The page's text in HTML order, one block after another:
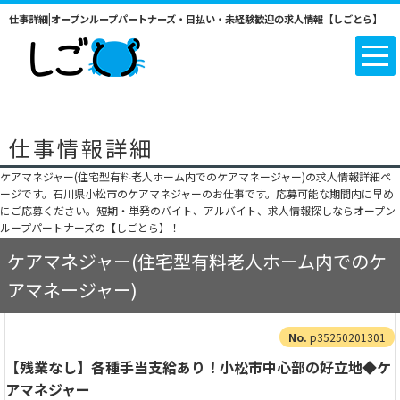
仕事詳細|オープンループパートナーズ・日払い・未経験歓迎の求人情報【しごとら】
仕事情報詳細
ケアマネジャー(住宅型有料老人ホーム内でのケアマネージャー)の求人情報詳細ペ
ージです。石川県小松市のケアマネジャーのお仕事です。応募可能な期間内に早め
にご応募ください。短期・単発のバイト、アルバイト、求人情報探しならオープン
ループパートナーズの【しごとら】！
ケアマネジャー(住宅型有料老人ホーム内でのケ
アマネージャー)
p35250201301
【残業なし】各種手当支給あり！小松市中心部の好立地◆ケ
アマネジャー